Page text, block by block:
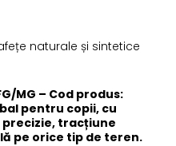
naturale și sintetice
MG – Cod produs:
pentru copii, cu
tracțiune
pe orice tip de teren.